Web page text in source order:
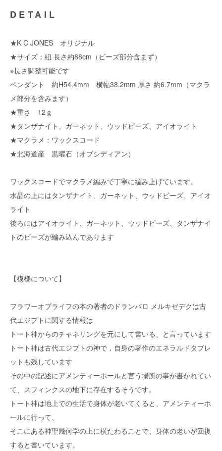
DETAIL
★K C JONES オリジナル
★サイズ：紐 長さ約88cm（ビーズ部分含まず）
※長さ調整可能です
ペンダント 約H54.4mm 横幅38.2mm 厚さ 約6.7mm（マクラ
メ部分を含みます）
★重さ 12ｇ
★タンザナイト、ガーネット、ウッドビーズ、アイオライト
★マクラメ：ワックスコード
★北海道産 黒曜石（オブシディアン）
ワックスコードでマクラメ編みで丁寧に編み上げています。
水晶の上にはタンザナイト、ガーネット、ウッドビーズ、アイオ
ライト
後ろにはアイオライト、ガーネット、ウッドビーズ、タンザナイ
トのビーズが編み込んであります
【模様について】
フラワーオブライフの本の著者のドランバロ メルキゼデクは古
代エジプトに関する情報は
トート神からのチャネリングを元にして書いる、と言っています
トート神は古代エジプトの神で，自身の著作のエネラルドタブレ
ットも残しています
その中の記述にアメンティーホールと言う場所の事が書かれてい
て、スフィンクスの地下に存在するそうです。
トート神は地上での生活で身体が老いてくると、アメンティーホ
ールに行って、
そこにある神聖幾何学の上に横たわることで、身体の老いが回復
すると書いています。